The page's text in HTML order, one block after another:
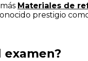
Materiales de
prestigio
examen?